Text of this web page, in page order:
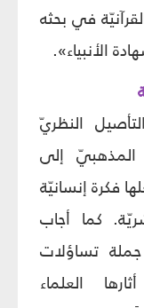
في بحثه
الأنبياء».
النظريّ
المذهبيّ إلى
فكرة إنسانيّة
كما أجاب
تساؤلات
العلماء